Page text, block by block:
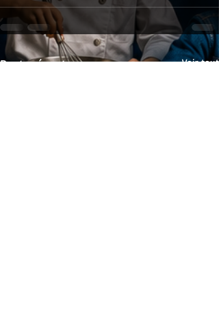
Posts récents Voir tout